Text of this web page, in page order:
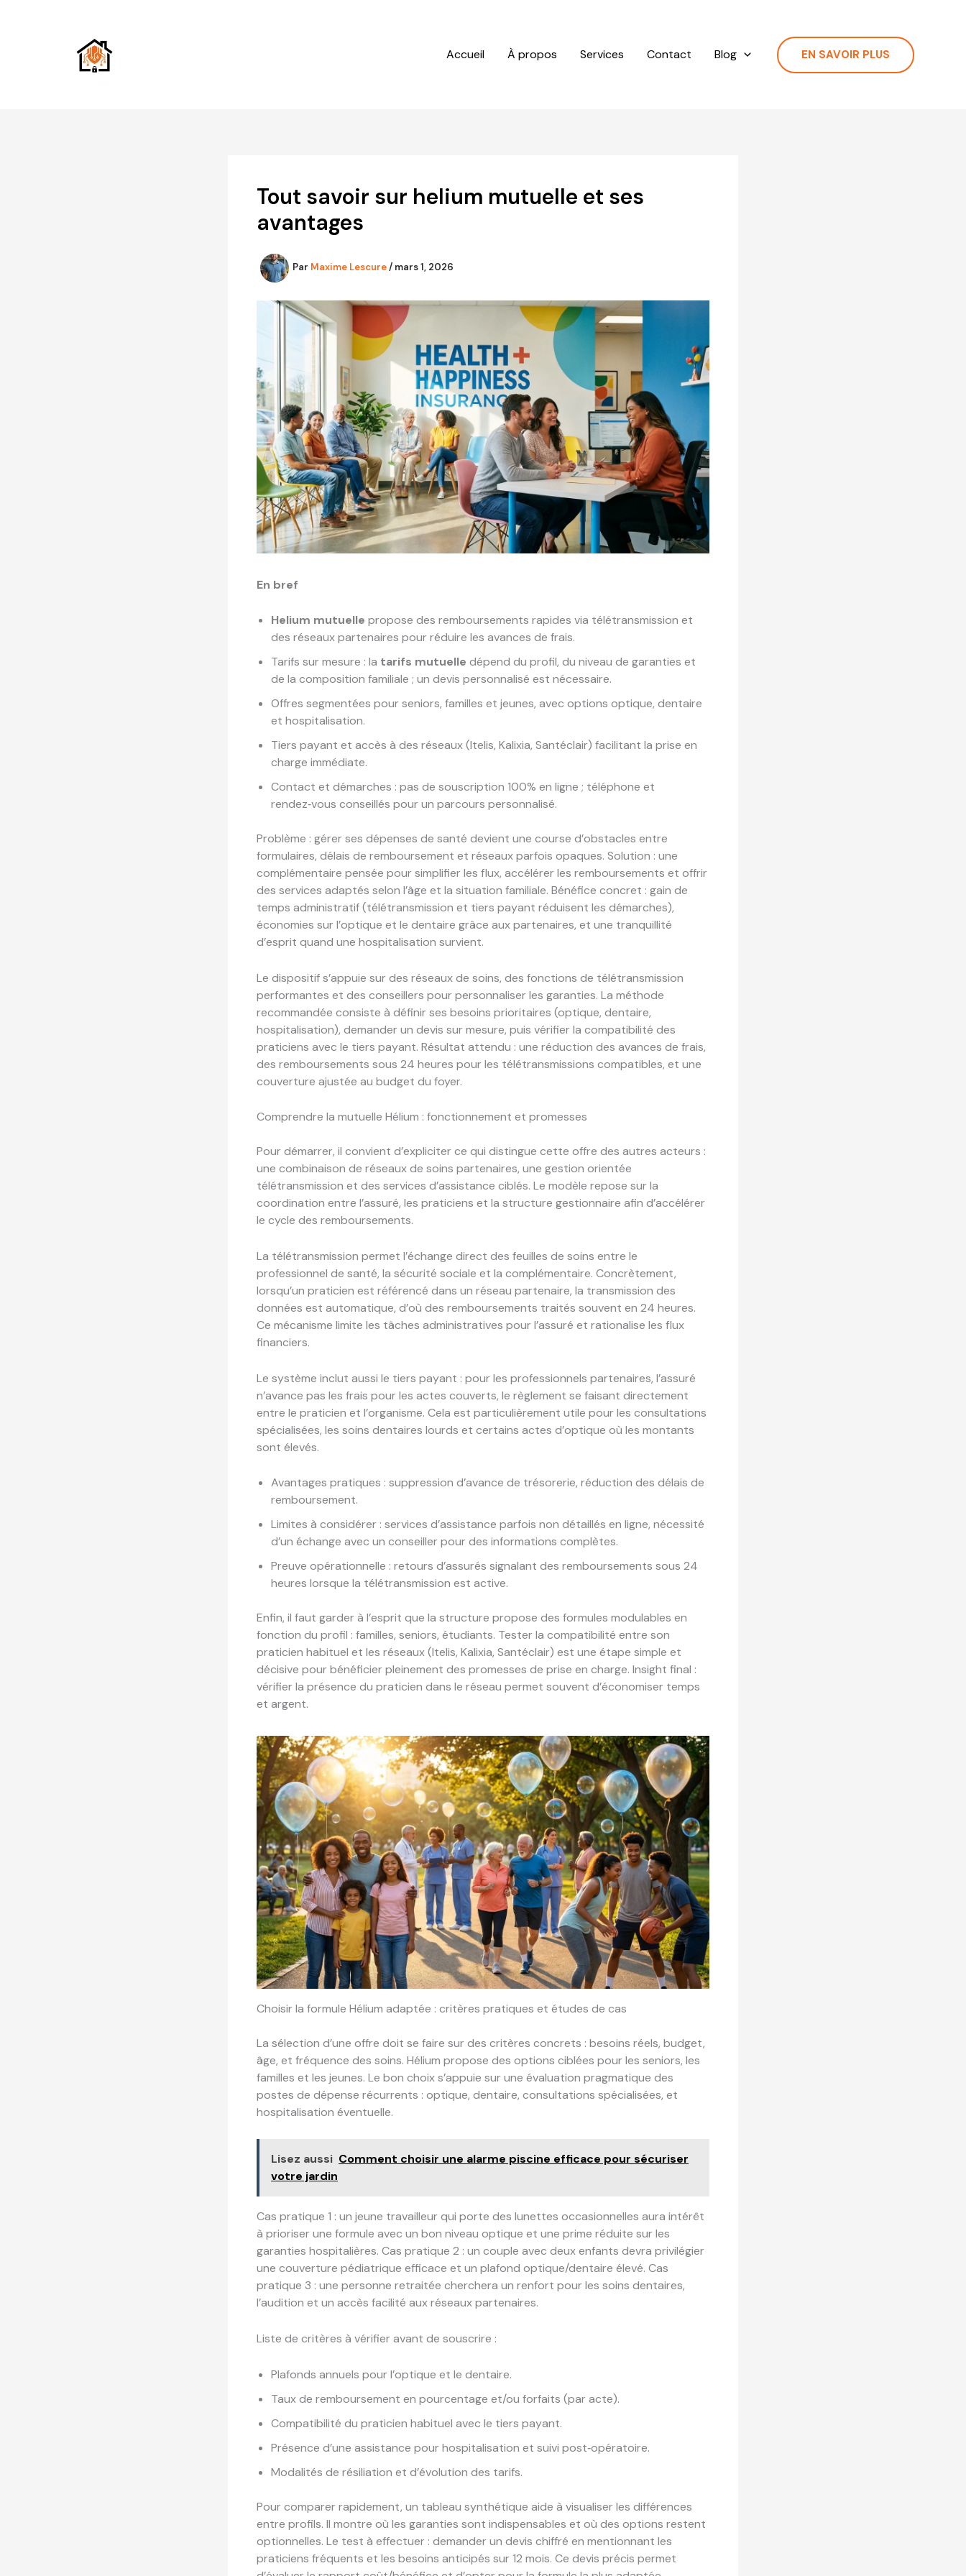
Accueil
À propos Services Contact Blog EN SAVOIR PLUS
Tout savoir sur helium mutuelle et ses
avantages
Par Maxime Lescure/ mars 1, 2026
En bref
Helium mutuelle propose des remboursements rapides via télétransmission et
des réseaux partenaires pour réduire les avances de frais.
Tarifs sur mesure : la tarifs mutuelle dépend du profil, du niveau de garanties et
de la composition familiale ; un devis personnalisé est nécessaire.
Offres segmentées pour seniors, familles et jeunes, avec options optique, dentaire
et hospitalisation.
Tiers payant et accès à des réseaux (Itelis, Kalixia, Santéclair) facilitant la prise en
charge immédiate.
Contact et démarches : pas de souscription 100% en ligne ; téléphone et
rendez‑vous conseillés pour un parcours personnalisé.
Problème : gérer ses dépenses de santé devient une course d’obstacles entre
formulaires, délais de remboursement et réseaux parfois opaques. Solution : une
complémentaire pensée pour simplifier les flux, accélérer les remboursements et offrir
des services adaptés selon l’âge et la situation familiale. Bénéfice concret : gain de
temps administratif (télétransmission et tiers payant réduisent les démarches),
économies sur l’optique et le dentaire grâce aux partenaires, et une tranquillité
d’esprit quand une hospitalisation survient.
Le dispositif s’appuie sur des réseaux de soins, des fonctions de télétransmission
performantes et des conseillers pour personnaliser les garanties. La méthode
recommandée consiste à définir ses besoins prioritaires (optique, dentaire,
hospitalisation), demander un devis sur mesure, puis vérifier la compatibilité des
praticiens avec le tiers payant. Résultat attendu : une réduction des avances de frais,
des remboursements sous 24 heures pour les télétransmissions compatibles, et une
couverture ajustée au budget du foyer.
Comprendre la mutuelle Hélium : fonctionnement et promesses
Pour démarrer, il convient d’expliciter ce qui distingue cette offre des autres acteurs :
une combinaison de réseaux de soins partenaires, une gestion orientée
télétransmission et des services d’assistance ciblés. Le modèle repose sur la
coordination entre l’assuré, les praticiens et la structure gestionnaire afin d’accélérer
le cycle des remboursements.
La télétransmission permet l’échange direct des feuilles de soins entre le
professionnel de santé, la sécurité sociale et la complémentaire. Concrètement,
lorsqu’un praticien est référencé dans un réseau partenaire, la transmission des
données est automatique, d’où des remboursements traités souvent en 24 heures.
Ce mécanisme limite les tâches administratives pour l’assuré et rationalise les flux
financiers.
Le système inclut aussi le tiers payant : pour les professionnels partenaires, l’assuré
n’avance pas les frais pour les actes couverts, le règlement se faisant directement
entre le praticien et l’organisme. Cela est particulièrement utile pour les consultations
spécialisées, les soins dentaires lourds et certains actes d’optique où les montants
sont élevés.
Avantages pratiques : suppression d’avance de trésorerie, réduction des délais de
remboursement.
Limites à considérer : services d’assistance parfois non détaillés en ligne, nécessité
d’un échange avec un conseiller pour des informations complètes.
Preuve opérationnelle : retours d’assurés signalant des remboursements sous 24
heures lorsque la télétransmission est active.
Enfin, il faut garder à l’esprit que la structure propose des formules modulables en
fonction du profil : familles, seniors, étudiants. Tester la compatibilité entre son
praticien habituel et les réseaux (Itelis, Kalixia, Santéclair) est une étape simple et
décisive pour bénéficier pleinement des promesses de prise en charge. Insight final :
vérifier la présence du praticien dans le réseau permet souvent d’économiser temps
et argent.
Choisir la formule Hélium adaptée : critères pratiques et études de cas
La sélection d’une offre doit se faire sur des critères concrets : besoins réels, budget,
âge, et fréquence des soins. Hélium propose des options ciblées pour les seniors, les
familles et les jeunes. Le bon choix s’appuie sur une évaluation pragmatique des
postes de dépense récurrents : optique, dentaire, consultations spécialisées, et
hospitalisation éventuelle.
Lisez aussi Comment choisir une alarme piscine efficace pour sécuriser
votre jardin
Cas pratique 1 : un jeune travailleur qui porte des lunettes occasionnelles aura intérêt
à prioriser une formule avec un bon niveau optique et une prime réduite sur les
garanties hospitalières. Cas pratique 2 : un couple avec deux enfants devra privilégier
une couverture pédiatrique efficace et un plafond optique/dentaire élevé. Cas
pratique 3 : une personne retraitée cherchera un renfort pour les soins dentaires,
l’audition et un accès facilité aux réseaux partenaires.
Liste de critères à vérifier avant de souscrire :
Plafonds annuels pour l’optique et le dentaire.
Taux de remboursement en pourcentage et/ou forfaits (par acte).
Compatibilité du praticien habituel avec le tiers payant.
Présence d’une assistance pour hospitalisation et suivi post‑opératoire.
Modalités de résiliation et d’évolution des tarifs.
Pour comparer rapidement, un tableau synthétique aide à visualiser les différences
entre profils. Il montre où les garanties sont indispensables et où des options restent
optionnelles. Le test à effectuer : demander un devis chiffré en mentionnant les
praticiens fréquents et les besoins anticipés sur 12 mois. Ce devis précis permet